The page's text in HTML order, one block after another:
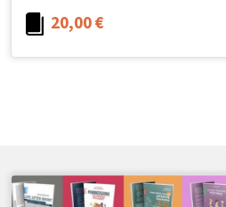
20,00€